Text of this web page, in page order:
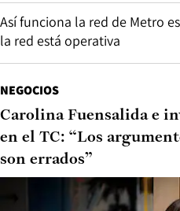
Así funciona la red de Metro
la red está operativa
NEGOCIOS
Carolina Fuensalida e
en el TC: “Los
son errados”